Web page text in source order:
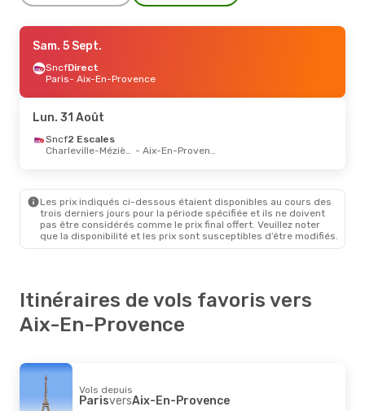
Ven. 28 Août
SncfDirect
Paris- Aix-En-Provence
Aix-En-Provence- Paris
Sam. 5 Sept.
SncfDirect
Paris- Aix-En-Provence
Lun. 31 Août
Sncf2 Escales
Charleville-Mézières
- Aix-En-Provence
Les prix indiqués ci-dessous étaient disponibles au cours des
trois derniers jours pour la période spécifiée et ils ne doivent
pas être considérés comme le prix final offert. Veuillez noter
que la disponibilité et les prix sont susceptibles d’être modifiés.
Itinéraires de vols favoris vers
Aix-En-Provence
Vols depuis
ParisversAix-En-Provence